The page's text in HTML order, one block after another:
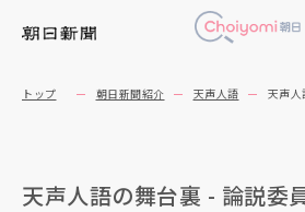
トップ 朝日新聞紹介 天声人語 天声
天声人語の舞台裏 - 論説委